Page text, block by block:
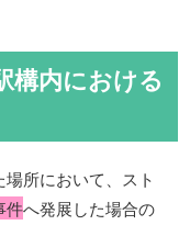
構内における
所において、スト
件へ発展した場合の